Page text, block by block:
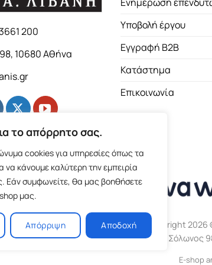
το απόρρητο σας.
cookies για υπηρεσίες όπως τα
να κάνουμε καλύτερη την εμπειρία
Εάν συμφωνείτε, θα μας βοηθήσετε
μας.
Απόρριψη Αποδοχή
200
10680 Αθήνα
Υποβολή έργου
Εγγραφή B2B
Κατάστημα
Επικοινωνία
Copyright 2026
Σόλωνος
E-shop